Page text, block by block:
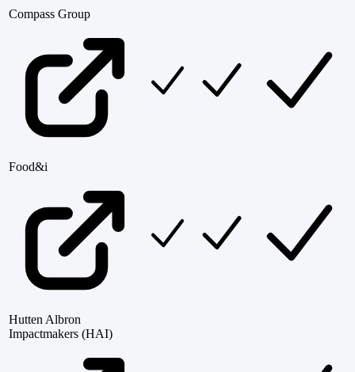
Compass Group
Food&i
Hutten Albron
Impactmakers (HAI)